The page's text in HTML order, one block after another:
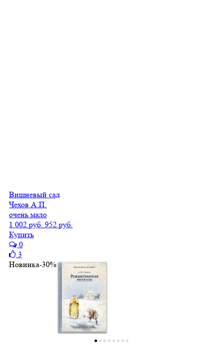
Вишневый сад
Чехов А.П.
очень мало
1 002 руб. 952 руб.
Купить
0
3
Новинка-30%